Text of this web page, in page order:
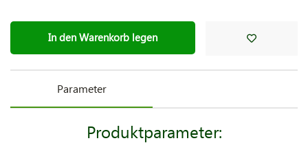
In den Warenkorb legen
Parameter
Produktparameter: